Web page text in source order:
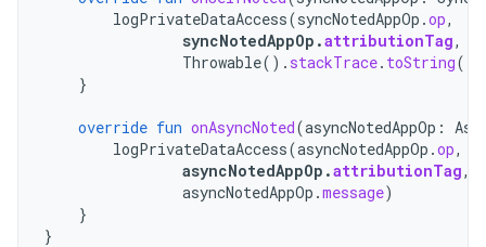
logPrivateDataAccess(syncNotedAppOp .op,
syncNotedAppOp .attributionTag,
Throwable(). stackTrace. toString())
}
override fun onAsyncNoted(asyncNotedAppOp :
logPrivateDataAccess(asyncNotedAppOp .op,
asyncNotedAppOp .attributionTag,
asyncNotedAppOp .message)
}
}